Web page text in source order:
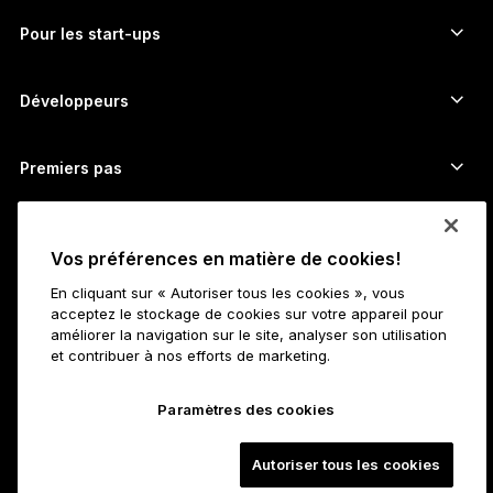
Bundles
Tous les produits
Wallet Monero
Découvrir tous les actifs
Échangez des cryptos
Pour les start-ups
Développeurs
Premiers pas
Comment acheter des bitcoins
Hardware wallet Bitcoin
Assistance
Programme Bounty
Dossier média de Ledger
Affiliés
Carrières
Travailler chez Ledger
Toutes les offres d’emploi
Vos préférences en matière de cookies!
En cliquant sur « Autoriser tous les cookies », vous
acceptez le stockage de cookies sur votre appareil pour
améliorer la navigation sur le site, analyser son utilisation
et contribuer à nos efforts de marketing.
Paramètres des cookies
Autoriser tous les cookies